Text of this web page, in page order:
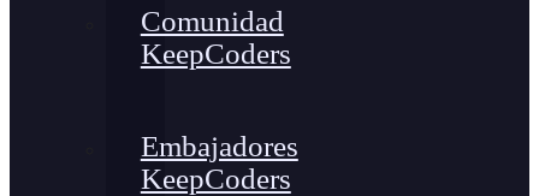
Comunidad
KeepCoders
Embajadores
KeepCoders